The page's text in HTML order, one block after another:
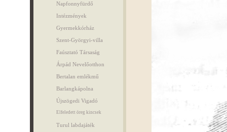
Napfonnyfürdő
Intézmények
Gyermekkórház
Szent-Györgyi-villa
Faúsztató Társaság
Árpád Nevelőotthon
Bertalan emlékmű
Barlangkápolna
Újszögedi Vigadó
Elfeledett öreg kincsek
Turul labdajáték